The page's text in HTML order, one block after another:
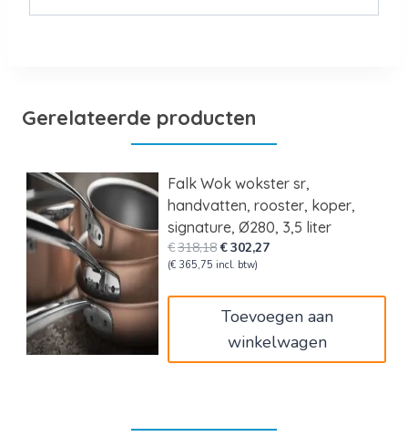
Gerelateerde producten
Falk Wok wokster sr,
handvatten, rooster, koper,
signature, Ø280, 3,5 liter
€318,18Oorspronkelijke
prijs
€302,27Huidige
(€ 365,75 incl. btw)
Toevoegen aan
winkelwagen